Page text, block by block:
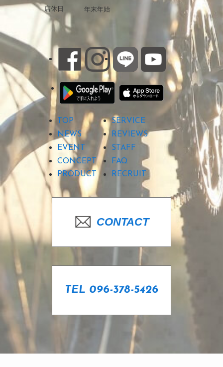
店休日 年末年始
TOP
SERVICE
NEWS
REVIEWS
EVENT
STAFF
CONCEPT
FAQ
PRODUCT
RECRUIT
CONTACT
TEL 096-378-5426